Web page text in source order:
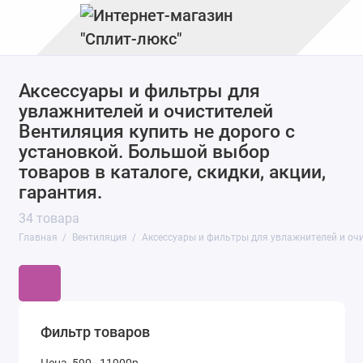
Аксессуары и фильтры для
увлажнителей и очистителей
Вентиляция купить не дорого с
установкой. Большой выбор
товаров в каталоге, скидки, акции,
гарантия.
34 товара
Главная Вентиляция Аксессуары и фильтры для увлажнителей и
Фильтр товаров
Бризеры и рекуператоры
Вентиляционные установки
Осушители воздуха
Очистители воздуха
Системы водоподготовки
Электроприводы